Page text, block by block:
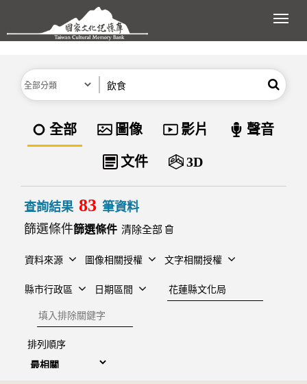
跳到主要內容區塊
展
分類 搜尋
資料類型
全部 圖像 影片 聲音
文件 3D
查詢結果 83 筆資料
篩選條件
清除全部
資料來源 圖像相關授權 文字相關授權
縣市行政區 日期區間
建檔單位
排除關鍵字
排列順序